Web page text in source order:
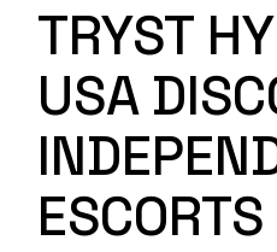
TRYST
USA
ESCORTS